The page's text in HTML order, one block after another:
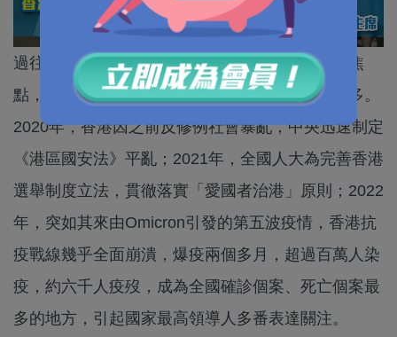
過往連續三年的全國兩會，香港都不必要地成為焦
點，作為全國政協委員，筆者親身參與，感受良多。
2020年，香港因之前反修例社會暴亂，中央迅速制定
《港區國安法》平亂；2021年，全國人大為完善香港
選舉制度立法，貫徹落實「愛國者治港」原則；2022
年，突如其來由Omicron引發的第五波疫情，香港抗
疫戰線幾乎全面崩潰，爆疫兩個多月，超過百萬人染
疫，約六千人疫歿，成為全國確診個案、死亡個案最
多的地方，引起國家最高領導人多番表達關注。